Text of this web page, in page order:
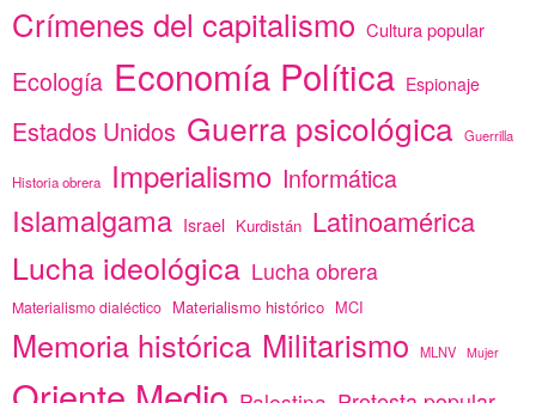
Crímenes del capitalismo Cultura popular
Ecología Economía Política Espionaje
Estados Unidos Guerra psicológica Guerrilla
Historia obrera Imperialismo Informática
Islamalgama Israel Kurdistán Latinoamérica
Lucha ideológica Lucha obrera
Materialismo dialéctico Materialismo histórico MCI
Memoria histórica Militarismo MLNV Mujer